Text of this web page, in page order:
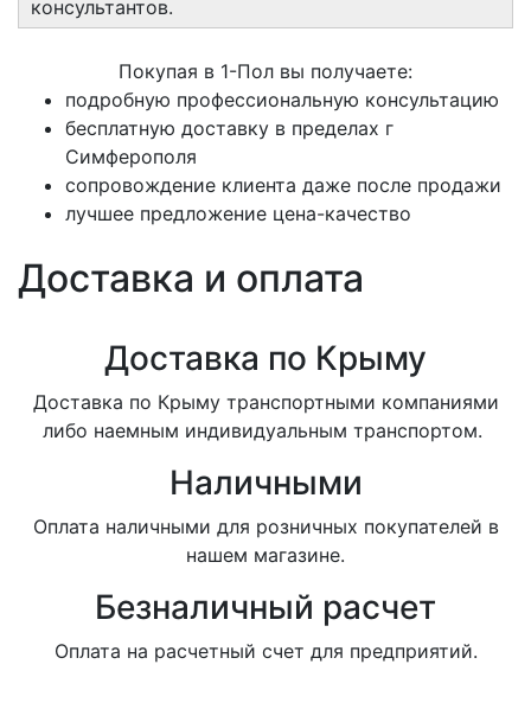
консультантов.
Покупая в 1-Пол вы получаете:
подробную профессиональную консультацию
бесплатную доставку в пределах г
Симферополя
сопровождение клиента даже после продажи
лучшее предложение цена-качество
Доставка и оплата
Доставка по Крыму
Доставка по Крыму транспортными компаниями
либо наемным индивидуальным транспортом.
Наличными
Оплата наличными для розничных покупателей в
нашем магазине.
Безналичный расчет
Оплата на расчетный счет для предприятий.